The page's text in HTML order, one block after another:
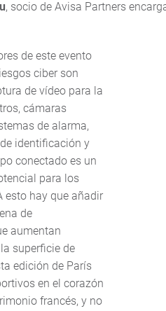
, socio de Avisa Partners
de este evento
ciber son
de vídeo para la
cámaras
de alarma,
identificación y
conectado es un
para los
esto hay que añadir
de
aumentan
superficie de
edición de París
en el corazón
francés, y no